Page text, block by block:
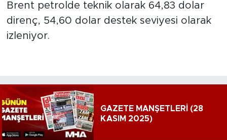
Brent petrolde teknik olarak 64,83 dolar
direnç, 54,60 dolar destek seviyesi olarak
izleniyor.
GAZETE MANŞETLERİ (28
KASIM 2025)